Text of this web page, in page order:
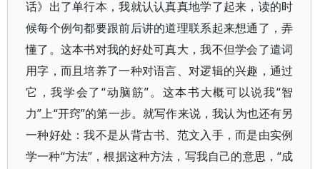
话》出了单行本，我就认认真真地学了起来，读的时
候每个例句都要跟前后讲的道理联系起来想通了，弄
懂了。这本书对我的好处可真大，我不但学会了遣词
用字，而且培养了一种对语言、对逻辑的兴趣，通过
它，我学会了“动脑筋”。这本书大概可以说我“智
力”上“开窍”的第一步。就写作来说，我认为也还有另
一种好处：我不是从背古书、范文入手，而是由实例
学一种“方法”，根据这种方法，写我自己的意思，“成